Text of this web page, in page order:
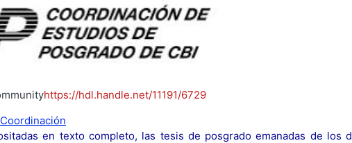
https://hdl.handle.net/11191/6729
en texto completo, las tesis de posgrado emanadas de los